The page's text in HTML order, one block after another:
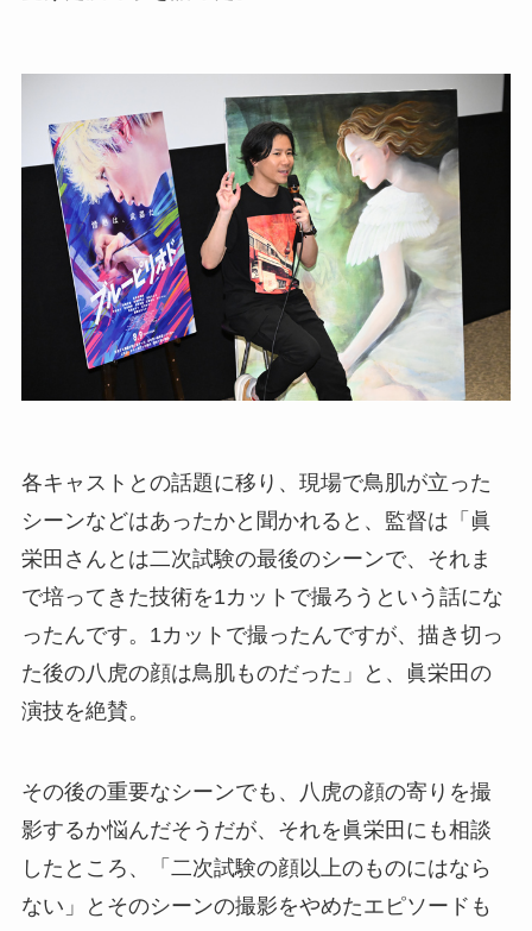
各キャストとの話題に移り、現場で鳥肌が立った
シーンなどはあったかと聞かれると、監督は「眞
栄田さんとは二次試験の最後のシーンで、それま
で培ってきた技術を1カットで撮ろうという話にな
ったんです。1カットで撮ったんですが、描き切っ
た後の八虎の顔は鳥肌ものだった」と、眞栄田の
演技を絶賛。
その後の重要なシーンでも、八虎の顔の寄りを撮
影するか悩んだそうだが、それを眞栄田にも相談
したところ、「二次試験の顔以上のものにはなら
ない」とそのシーンの撮影をやめたエピソードも